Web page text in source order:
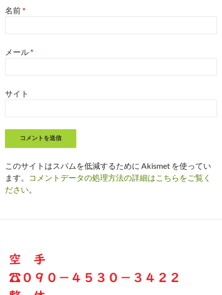
名前*
メール*
サイト
このサイトはスパムを低減するために Akismet を使ってい
ます。
コメントデータの処理方法の詳細はこちらをご覧く
ださい。